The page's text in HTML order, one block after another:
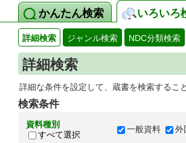
かんたん検索 いろいろ
詳細検索 ジャンル検索 NDC分類検索
詳細検索
詳細な条件を設定して、蔵書を検索するこ
検索条件
資料種別
すべて選択
一般資料 外